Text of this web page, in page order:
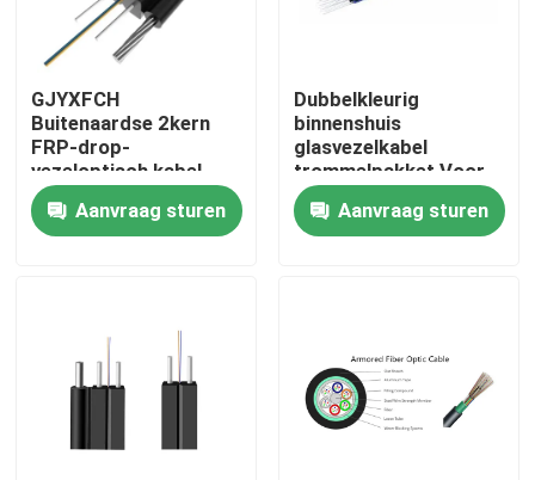
Huis
Ongeveer ons
GJYXFCH
Buitenaardse 2kern
FRP-drop-
vezeloptisch kabel
FTTH-vezelkabel
Aanvraag sturen
Dubbelkleurig
binnenshuis
glasvezelkabel
trommelpakket Voor
OEM 0,6-5,0 mm
Diameter PVC/LSZH
Aanvraag sturen